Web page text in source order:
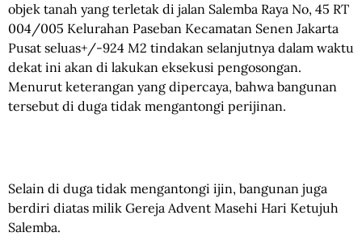
objek tanah yang terletak di jalan Salemba Raya No, 45 RT
004/005 Kelurahan Paseban Kecamatan Senen Jakarta
Pusat seluas+/-924 M2 tindakan selanjutnya dalam waktu
dekat ini akan di lakukan eksekusi pengosongan.
Menurut keterangan yang dipercaya, bahwa bangunan
tersebut di duga tidak mengantongi perijinan.
Selain di duga tidak mengantongi ijin, bangunan juga
berdiri diatas milik Gereja Advent Masehi Hari Ketujuh
Salemba.